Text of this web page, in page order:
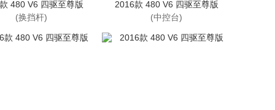
480 V6 四驱至尊版
(换挡杆)
2016款 480 V6 四驱至尊版
(中控台)